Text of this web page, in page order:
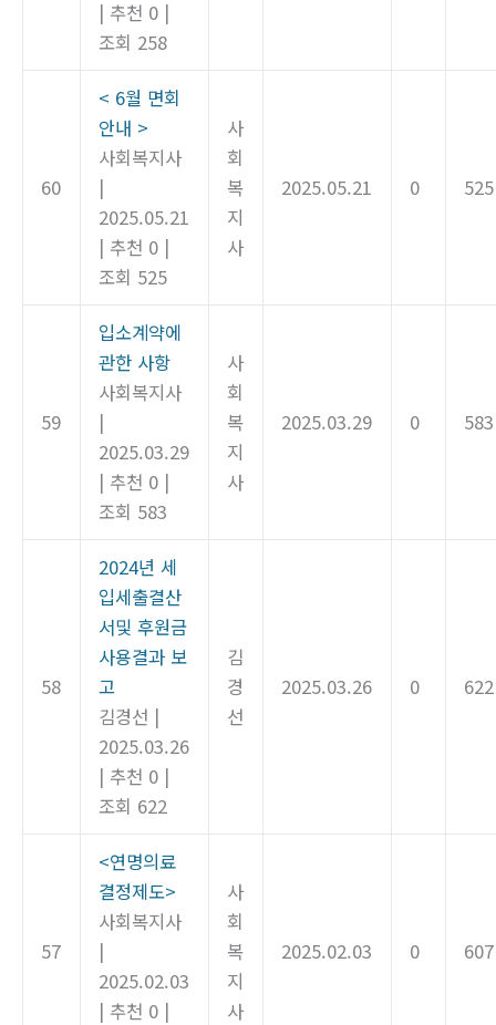
| 추천 0 |
조회 258
60
< 6월 면회
안내 >
사회복지사
|
2025.05.21
| 추천 0 |
조회 525
사
회
복
지
사
2025.05.21 0 525
59
입소계약에
관한 사항
사회복지사
|
2025.03.29
| 추천 0 |
조회 583
사
회
복
지
사
2025.03.29 0 583
58
2024년 세
입세출결산
서및 후원금
사용결과 보
고
김경선 |
2025.03.26
| 추천 0 |
조회 622
김
경
선
2025.03.26 0 622
57
<연명의료
결정제도>
사회복지사
|
2025.02.03
| 추천 0 |
사
회
복
지
사
2025.02.03 0 607